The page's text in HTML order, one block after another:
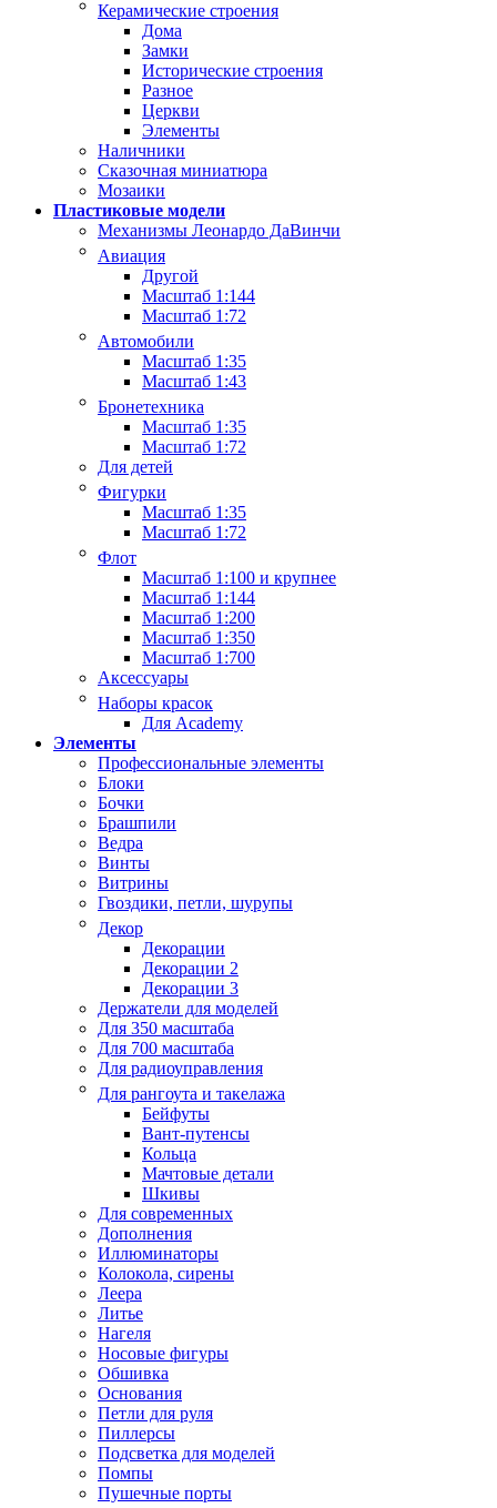
Керамические строения
Дома
Замки
Исторические строения
Разное
Церкви
Элементы
Наличники
Сказочная миниатюра
Мозаики
Пластиковые модели
Механизмы Леонардо ДаВинчи
Авиация
Другой
Масштаб 1:144
Масштаб 1:72
Автомобили
Масштаб 1:35
Масштаб 1:43
Бронетехника
Масштаб 1:35
Масштаб 1:72
Для детей
Фигурки
Масштаб 1:35
Масштаб 1:72
Флот
Масштаб 1:100 и крупнее
Масштаб 1:144
Масштаб 1:200
Масштаб 1:350
Масштаб 1:700
Аксессуары
Наборы красок
Для Academy
Элементы
Профессиональные элементы
Блоки
Бочки
Брашпили
Ведра
Винты
Витрины
Гвоздики, петли, шурупы
Декор
Декорации
Декорации 2
Декорации 3
Держатели для моделей
Для 350 масштаба
Для 700 масштаба
Для радиоуправления
Для рангоута и такелажа
Бейфуты
Вант-путенсы
Кольца
Мачтовые детали
Шкивы
Для современных
Дополнения
Иллюминаторы
Колокола, сирены
Леера
Литье
Нагеля
Носовые фигуры
Обшивка
Основания
Петли для руля
Пиллерсы
Подсветка для моделей
Помпы
Пушечные порты